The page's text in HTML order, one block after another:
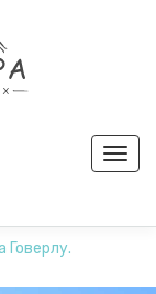
Говерлу.